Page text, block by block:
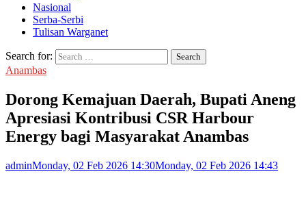
Nasional
Serba-Serbi
Tulisan Warganet
Search for:
Anambas
Dorong Kemajuan Daerah, Bupati Aneng
Apresiasi Kontribusi CSR Harbour
Energy bagi Masyarakat Anambas
adminMonday, 02 Feb 2026 14:30Monday, 02 Feb 2026 14:43